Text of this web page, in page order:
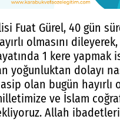
Fuat Gürel, 40 gün
olmasını
1 kere yapmak
yoğunluktan dolayı
olan bugün hayırlı
ve İslam
Allah